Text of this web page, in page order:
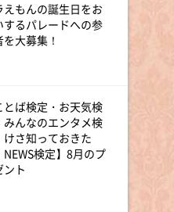
悪いの? 令和
スナビ
えもんの誕生日をお
するパレードへの参
大募集！
とば検定・お天気検
みんなのエンタメ検
けさ知っておきた
NEWS検定】8月のプ
ント